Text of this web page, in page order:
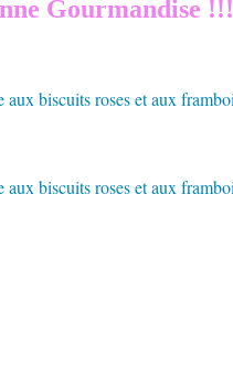
Gourmandise !!!